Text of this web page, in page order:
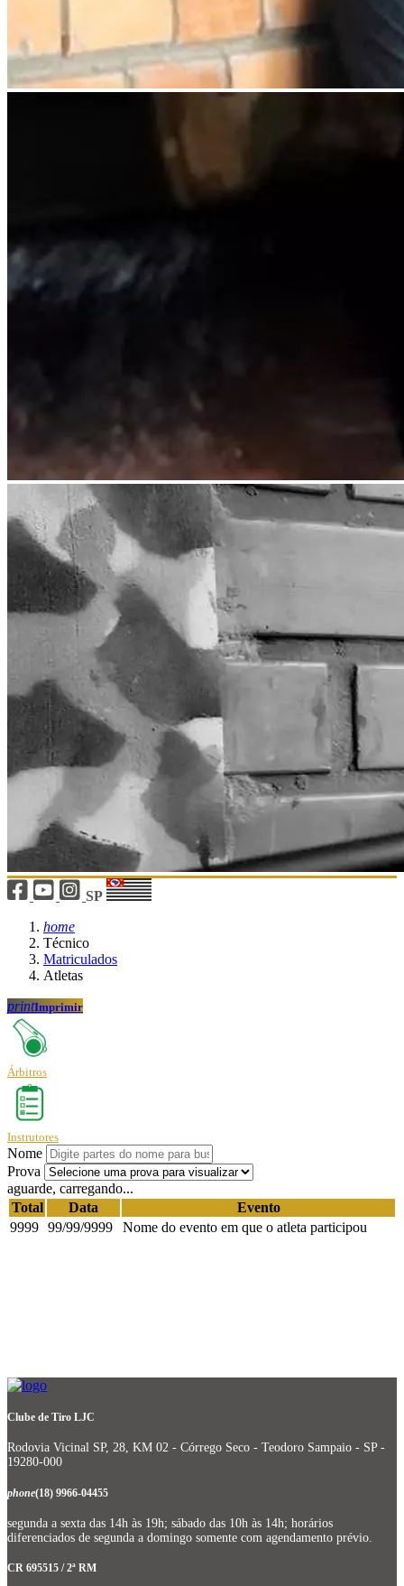
SP
home
Técnico
Matriculados
Atletas
printImprimir
Árbitros
Instrutores
Nome
Prova
aguarde, carregando...
Total
Data
Evento
9999 99/99/9999 Nome do evento em que o atleta participou
Clube de Tiro LJC
Rodovia Vicinal SP, 28, KM 02 - Córrego Seco - Teodoro Sampaio - SP -
19280-000
phone(18) 9966-04455
segunda a sexta das 14h às 19h; sábado das 10h às 14h; horários
diferenciados de segunda a domingo somente com agendamento prévio.
CR 695515 / 2ª RM